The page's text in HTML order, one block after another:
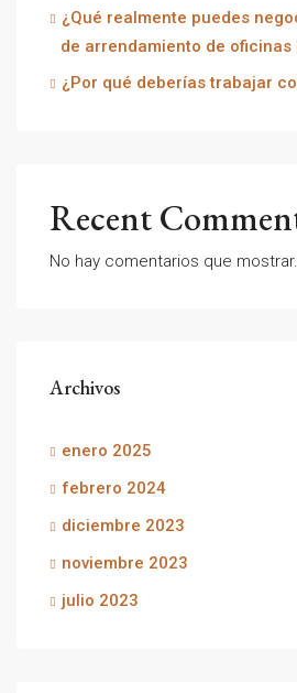
¿Qué realmente puedes
de arrendamiento de oficinas
¿Por qué deberías trabajar
Recent
No hay comentarios que mostrar.
Archivos
enero 2025
febrero 2024
diciembre 2023
noviembre 2023
julio 2023